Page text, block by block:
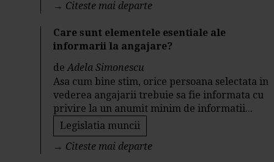
→ Citeste mai departe
Care sunt elementele esentiale ale
informarii la angajare?
deAdela Simonescu
Asa cum bine stim, orice persoana selectata in
vederea angajarii trebuie sa fie informata cu
privire la un anumit minim de informatii...
Legislatia muncii
→ Citeste mai departe